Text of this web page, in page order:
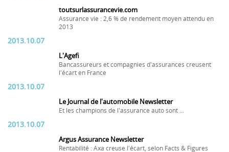
toutsurlassurancevie.com
Assurance vie : 2,6 % de rendement moyen attendu en
2013
2013.10.07
L'Agefi
Bancassureurs et compagnies d'assurances creusent
l'écart en France
2013.10.07
Le Journal de l'automobile Newsletter
Et les champions de l'assurance auto sont ...
2013.10.07
Argus Assurance Newsletter
Rentabilité : Axa creuse l'écart, selon Facts & Figures